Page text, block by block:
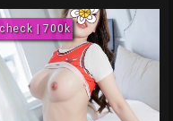
| 700k